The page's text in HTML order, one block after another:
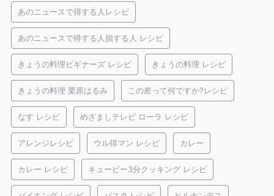
あのニュースで得する人レシピ
あのニュースで得する人損する人 レシピ
きょうの料理ビギナーズ レシピ きょうの料理 レシピ
きょうの料理 栗原はるみ この差って何ですか?レシピ
なす レシピ めざましテレビ ローラ レシピ
アレンジレシピ ウル得マン レシピ カレー
カレー レシピ キューピー3分クッキング レシピ